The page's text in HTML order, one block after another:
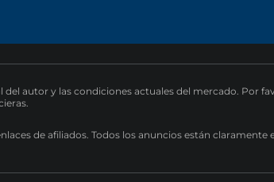
del autor y las condiciones actuales del mercado. Por
de afiliados. Todos los anuncios están